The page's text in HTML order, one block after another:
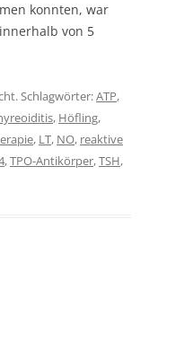
konnten, war
von 5
Schlagwörter:ATP,
, Höfling,
, LT, NO, reaktive
,TPO-Antikörper,TSH,